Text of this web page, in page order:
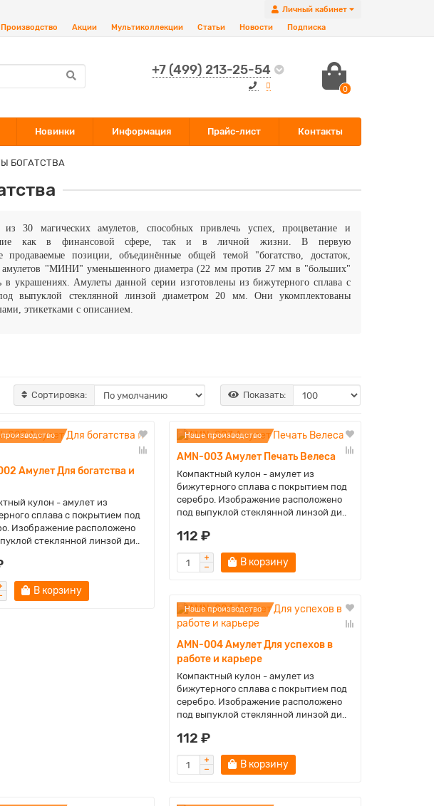
Личный кабинет
Производство Акции Мультиколлекции Статьи Новости Подписка
+7 (499) 213-25-54
0
Новинки Информация Прайс-лист Контакты
БОГАТСТВА
из 30 магических амулетов, способных привлечь успех, процветание и
как в финансовой сфере, так и в личной жизни. В первую
продаваемые позиции, объединённые общей темой "богатство, достаток,
амулетов "МИНИ" уменьшенного диаметра (22 мм против 27 мм в "больших"
в украшениях. Амулеты данной серии изготовлены из бижутерного сплава с
выпуклой стеклянной линзой диаметром 20 мм. Они укомплектованы
этикетками с описанием.
Сортировка: Показать:
Амулет Для богатства и
кулон - амулет из
сплава с покрытием под
Изображение расположено
стеклянной линзой ди..
В корзину
Наше производство
AMN-003 Амулет Печать Велеса
Компактный кулон - амулет из
бижутерного сплава с покрытием под
серебро. Изображение расположено
под выпуклой стеклянной линзой ди..
112 ₽
В корзину
Наше производство
AMN-004 Амулет Для успехов в
работе и карьере
Компактный кулон - амулет из
бижутерного сплава с покрытием под
серебро. Изображение расположено
под выпуклой стеклянной линзой ди..
112 ₽
В корзину